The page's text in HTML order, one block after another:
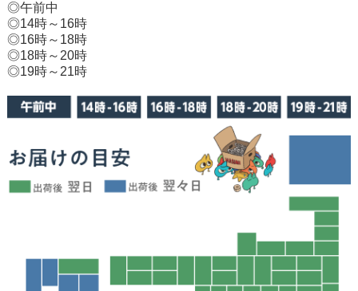
◎午前中
◎14時～16時
◎16時～18時
◎18時～20時
◎19時～21時